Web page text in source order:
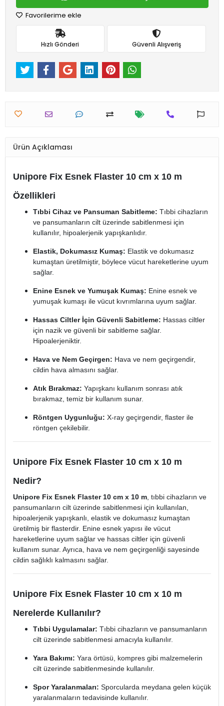
Favorilerime ekle
Hızlı Gönderi Güvenli Alışveriş
Ürün Açıklaması
Unipore Fix Esnek Flaster 10 cm x 10 m
Özellikleri
Tıbbi Cihaz ve Pansuman Sabitleme: Tıbbi cihazların
ve pansumanların cilt üzerinde sabitlenmesi için
kullanılır, hipoalerjenik yapışkanlıdır.
Elastik, Dokumasız Kumaş: Elastik ve dokumasız
kumaştan üretilmiştir, böylece vücut hareketlerine uyum
sağlar.
Enine Esnek ve Yumuşak Kumaş: Enine esnek ve
yumuşak kumaşı ile vücut kıvrımlarına uyum sağlar.
Hassas Ciltler İçin Güvenli Sabitleme: Hassas ciltler
için nazik ve güvenli bir sabitleme sağlar.
Hipoalerjeniktir.
Hava ve Nem Geçirgen: Hava ve nem geçirgendir,
cildin hava almasını sağlar.
Atık Bırakmaz: Yapışkanı kullanım sonrası atık
bırakmaz, temiz bir kullanım sunar.
Röntgen Uygunluğu: X-ray geçirgendir, flaster ile
röntgen çekilebilir.
Unipore Fix Esnek Flaster 10 cm x 10 m
Nedir?
Unipore Fix Esnek Flaster 10 cm x 10 m, tıbbi cihazların ve
pansumanların cilt üzerinde sabitlenmesi için kullanılan,
hipoalerjenik yapışkanlı, elastik ve dokumasız kumaştan
üretilmiş bir flasterdir. Enine esnek yapısı ile vücut
hareketlerine uyum sağlar ve hassas ciltler için güvenli
kullanım sunar. Ayrıca, hava ve nem geçirgenliği sayesinde
cildin sağlıklı kalmasını sağlar.
Unipore Fix Esnek Flaster 10 cm x 10 m
Nerelerde Kullanılır?
Tıbbi Uygulamalar: Tıbbi cihazların ve pansumanların
cilt üzerinde sabitlenmesi amacıyla kullanılır.
Yara Bakımı: Yara örtüsü, kompres gibi malzemelerin
cilt üzerinde sabitlenmesinde kullanılır.
Spor Yaralanmaları: Sporcularda meydana gelen küçük
yaralanmaların tedavisinde kullanılır.